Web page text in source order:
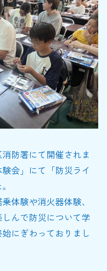
防署にて開催されま
会」にて「防災ライ
体験や消火器体験、
んで防災について学
にぎわっておりまし